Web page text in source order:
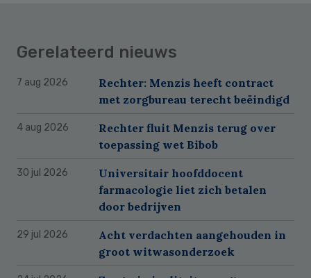
Gerelateerd nieuws
7 aug 2026
Rechter: Menzis heeft contract
met zorgbureau terecht beëindigd
4 aug 2026
Rechter fluit Menzis terug over
toepassing wet Bibob
30 jul 2026
Universitair hoofddocent
farmacologie liet zich betalen
door bedrijven
29 jul 2026
Acht verdachten aangehouden in
groot witwasonderzoek